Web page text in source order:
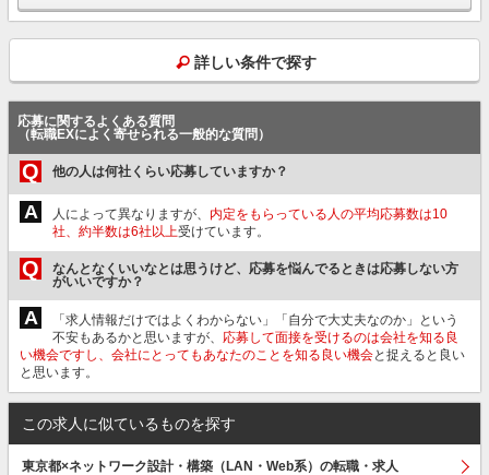
詳しい条件で探す
応募に関するよくある質問
（転職EXによく寄せられる一般的な質問）
Q 他の人は何社くらい応募していますか？
A 人によって異なりますが、 内定をもらっている人の平均応募数は10
社、約半数は6社以上受けています。
Q
なんとなくいいなとは思うけど、応募を悩んでるときは応募しない方
がいいですか？
A
「求人情報だけではよくわからない」「自分で大丈夫なのか」という
不安もあるかと思いますが、 応募して面接を受けるのは会社を知る良
い機会ですし、会社にとってもあなたのことを知る良い機会と捉えると良い
と思います。
この求人に似ているものを探す
東京都×ネットワーク設計・構築（LAN・Web系）の転職・求人